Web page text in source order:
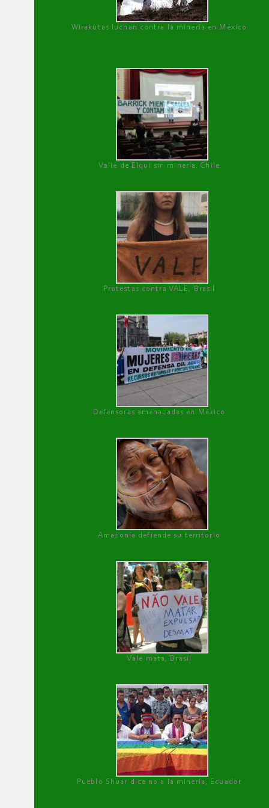
Wirakutas luchan contra la minería en México
Valle de Elqui sin minería. Chile
Protestas contra VALE, Brasil
Defensoras amenazadas en México
Amazonía defiende su territorio
Vale mata, Brasil
Pueblo Shuar dice no a la minería, Ecuador